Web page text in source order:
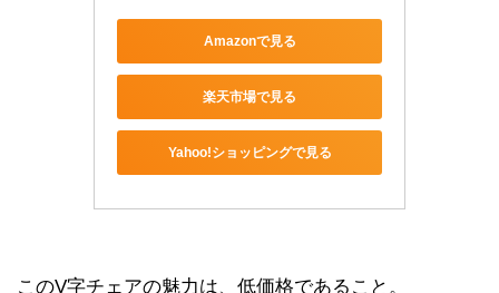
Amazonで見る
楽天市場で見る
Yahoo!ショッピングで見る
このV字チェアの魅力は、低価格であること。